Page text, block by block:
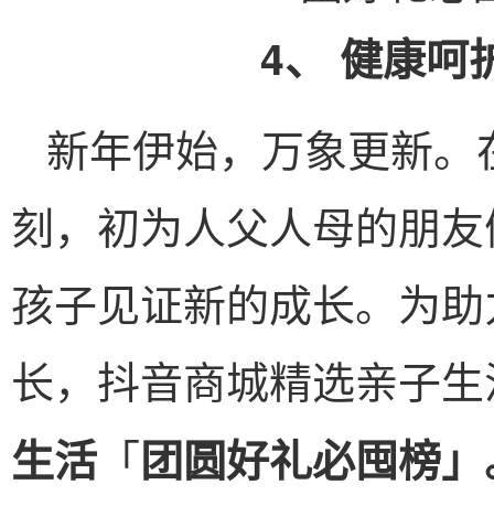
4、 健康呵
新年伊始，万象更新
刻，初为人父人母的朋
孩子见证新的成长。为
长，抖音商城精选亲子
生活 「团圆好礼必囤榜